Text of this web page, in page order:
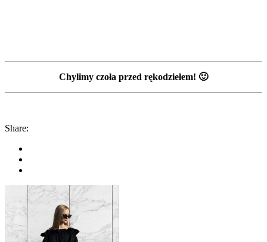
Chylimy czoła przed rękodziełem! 🙂
Share: